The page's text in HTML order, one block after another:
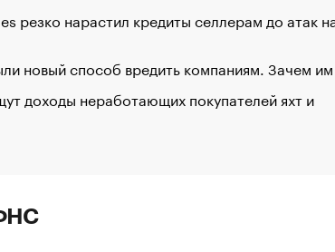
резко нарастил кредиты селлерам до атак
новый способ вредить компаниям. Зачем
доходы неработающих покупателей яхт и